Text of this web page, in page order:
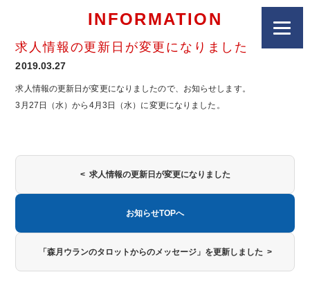
INFORMATION
求人情報の更新日が変更になりました
2019.03.27
求人情報の更新日が変更になりましたので、お知らせします。
3月27日（水）から4月3日（水）に変更になりました。
< 求人情報の更新日が変更になりました
お知らせTOPへ
「森月ウランのタロットからのメッセージ」を更新しました >